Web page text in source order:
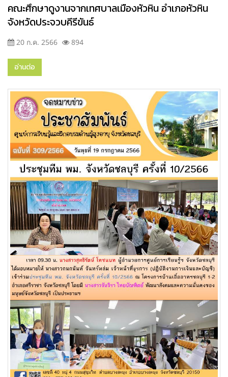
คณะศึกษาดูงานจากเทศบาลเมืองหัวหิน อำเภอหัวหิน
จังหวัดประจวบคีรีขันธ์
20 ก.ค. 2566 894
อ่านต่อ